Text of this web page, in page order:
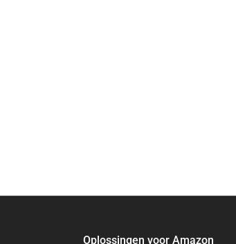
Oplossingen voor Amazon